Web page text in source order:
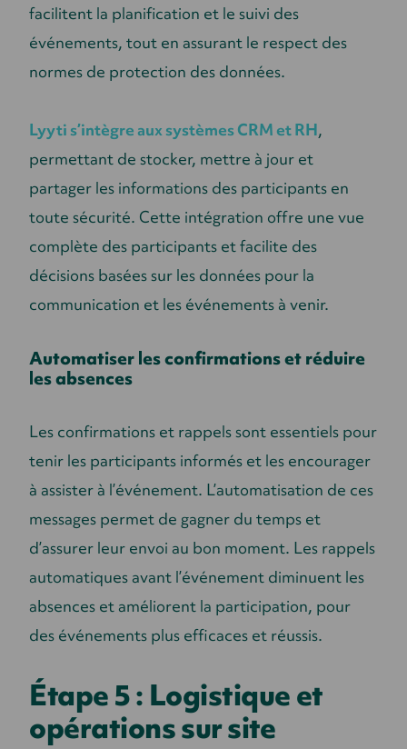
facilitent la planification et le suivi des
événements, tout en assurant le respect des
normes de protection des données.
Lyyti s’intègre aux systèmes CRM et RH,
permettant de stocker, mettre à jour et
partager les informations des participants en
toute sécurité. Cette intégration offre une vue
complète des participants et facilite des
décisions basées sur les données pour la
communication et les événements à venir.
Automatiser les confirmations et réduire
les absences
Les confirmations et rappels sont essentiels pour
tenir les participants informés et les encourager
à assister à l’événement. L’automatisation de ces
messages permet de gagner du temps et
d’assurer leur envoi au bon moment. Les rappels
automatiques avant l’événement diminuent les
absences et améliorent la participation, pour
des événements plus efficaces et réussis.
Étape 5 : Logistique et
opérations sur site